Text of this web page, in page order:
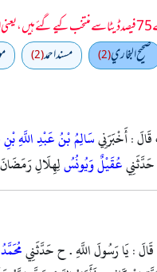
صحيح البخاري(2) مسند احمد(2)
قَالَ : أَخْبَرَنِيسَالِمُ بْنُ عَبْدِ اللَّهِ
عُقَيْلٌوَيُونُسُلِهِلَالِ
: يَا رَسُولَ اللَّهِ . ح حَدَّثَنِي